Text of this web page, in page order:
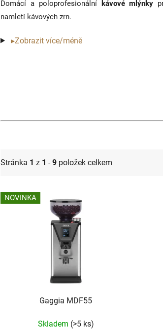
Domácí a poloprofesionální kávové mlýnky
namletí kávových zrn.
▸Zobrazit více/méně
Stránka 1 z 1 -9 položek celkem
V
ýNOVINKA
Gaggia MDF55
Skladem (>5 ks)